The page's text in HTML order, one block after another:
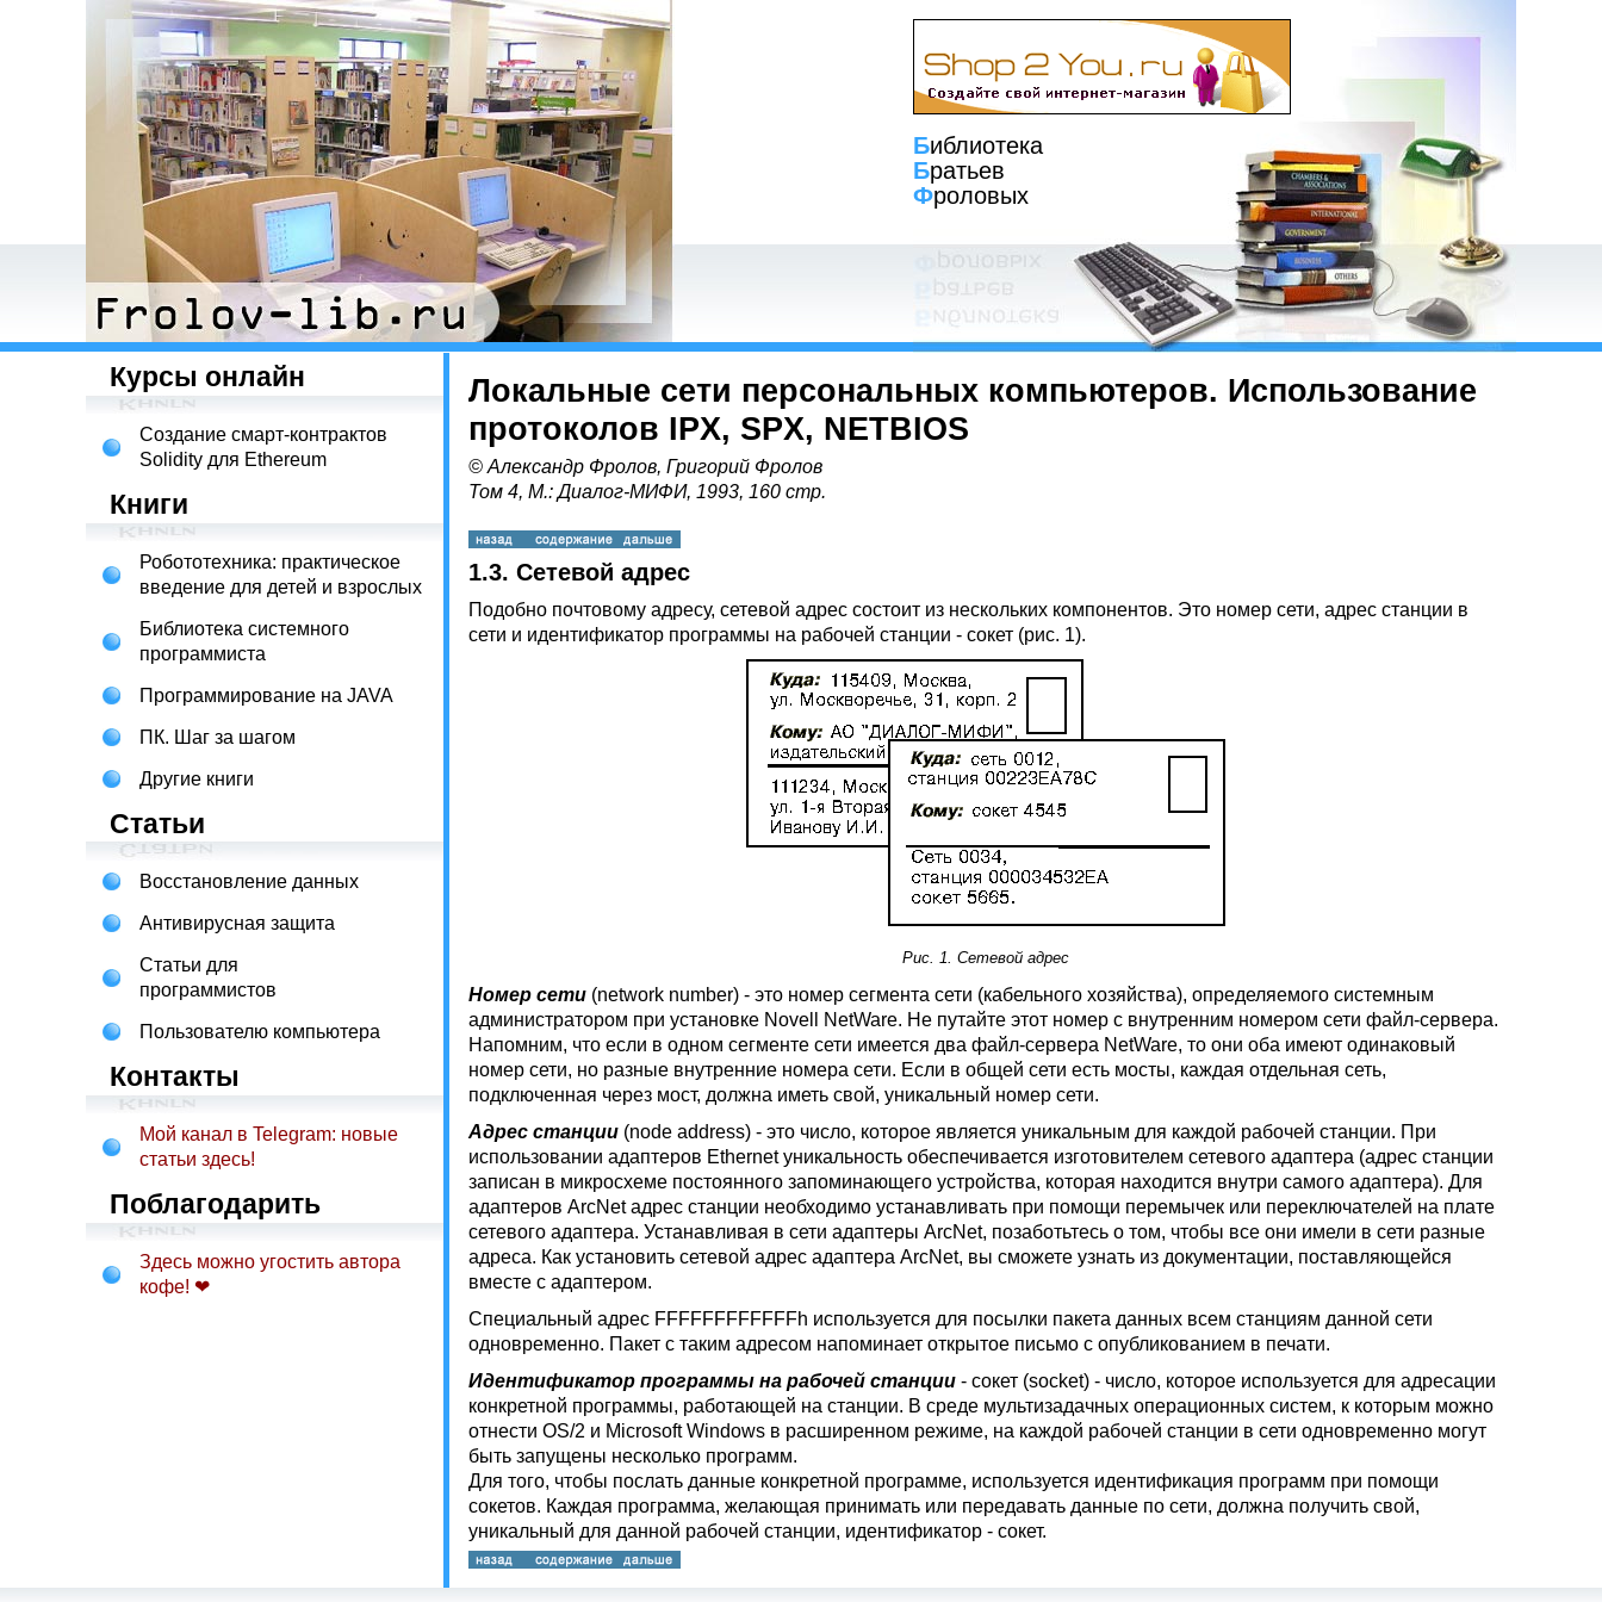
Библиотека
Братьев
Фроловых
Курсы онлайн
Создание смарт-контрактов
Solidity для Ethereum
Книги
Робототехника: практическое
введение для детей и взрослых
Библиотека системного
программиста
Программирование на JAVA
ПК. Шаг за шагом
Другие книги
Статьи
Восстановление данных
Антивирусная защита
Статьи для
программистов
Пользователю компьютера
Контакты
Мой канал в Telegram: новые
статьи здесь!
Поблагодарить
Здесь можно угостить автора
кофе! ❤
Локальные сети персональных компьютеров. Использование
протоколов IPX, SPX, NETBIOS
© Александр Фролов, Григорий Фролов
Том 4, М.: Диалог-МИФИ, 1993, 160 стр.
1.3. Сетевой адрес
Подобно почтовому адресу, сетевой адрес состоит из нескольких компонентов. Это номер сети, адрес станции в
сети и идентификатор программы на рабочей станции - сокет (рис. 1).
Рис. 1. Сетевой адрес
Номер сети (network number) - это номер сегмента сети (кабельного хозяйства), определяемого системным
администратором при установке Novell NetWare. Не путайте этот номер с внутренним номером сети файл-сервера.
Напомним, что если в одном сегменте сети имеется два файл-сервера NetWare, то они оба имеют одинаковый
номер сети, но разные внутренние номера сети. Если в общей сети есть мосты, каждая отдельная сеть,
подключенная через мост, должна иметь свой, уникальный номер сети.
Адрес станции (node address) - это число, которое является уникальным для каждой рабочей станции. При
использовании адаптеров Ethernet уникальность обеспечивается изготовителем сетевого адаптера (адрес станции
записан в микросхеме постоянного запоминающего устройства, которая находится внутри самого адаптера). Для
адаптеров ArcNet адрес станции необходимо устанавливать при помощи перемычек или переключателей на плате
сетевого адаптера. Устанавливая в сети адаптеры ArcNet, позаботьтесь о том, чтобы все они имели в сети разные
адреса. Как установить сетевой адрес адаптера ArcNet, вы сможете узнать из документации, поставляющейся
вместе с адаптером.
Специальный адрес FFFFFFFFFFFFh используется для посылки пакета данных всем станциям данной сети
одновременно. Пакет с таким адресом напоминает открытое письмо с опубликованием в печати.
Идентификатор программы на рабочей станции - сокет (socket) - число, которое используется для адресации
конкретной программы, работающей на станции. В среде мультизадачных операционных систем, к которым можно
отнести OS/2 и Microsoft Windows в расширенном режиме, на каждой рабочей станции в сети одновременно могут
быть запущены несколько программ.
Для того, чтобы послать данные конкретной программе, используется идентификация программ при помощи
сокетов. Каждая программа, желающая принимать или передавать данные по сети, должна получить свой,
уникальный для данной рабочей станции, идентификатор - сокет.